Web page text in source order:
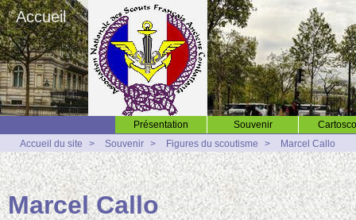
Accueil
Présentation Souvenir
Accueil du site
> Souvenir > Figures du scoutisme > Marcel Callo
Marcel Callo